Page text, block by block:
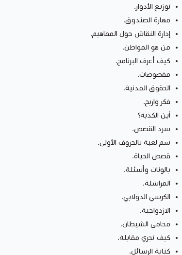
توزيع الأدوار.
مهارة الصندوق.
إدارة النقاش حول المفاهيم.
من هو المواطن.
كيف أعرف البرنامج.
مقصوصات.
الحقوق المدنية.
فكر واربح.
أين الكذبة؟
سرد القصص.
سم لعبة بالحروف الأولى.
قصص الحياة.
بالونات وأسئلة.
المراسلة.
الكرسي الدولابي.
الازدواجية.
محامي الشيطان.
كيف تجري مقابلة.
كتابة الرسائل.